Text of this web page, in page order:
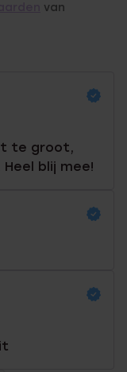
van
te groot,
blij mee!